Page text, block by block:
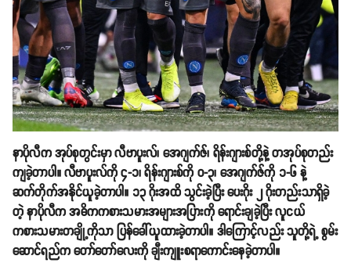
နာပိုလီက အုပ်စုတွင်းမှာ လီဗာပူးလ်၊ အေဂျက်ဇ်၊ ရိန်းဂျားစ်တို့နဲ့ တအုပ်စုတည်း
ကျခဲ့တာပါ။ လီဗာပူးလ်ကို ၄-၁၊ ရိန်းဂျားစ်ကို ၀-၃၊ အေဂျက်ဇ်ကို ၁-၆ နဲ့
ဆက်တိုက်အနိုင်ယူခဲ့တာပါ။ ၁၃ ဂိုးအထိ သွင်းခဲ့ပြီး ပေးဂိုး ၂ ဂိုးတည်းသာရှိခဲ့
တဲ့ နာပိုလီက အဓိကကစားသမားအများအပြားကို ရောင်းချခဲ့ပြီး လူငယ်
ကစားသမားတချို့ကိုသာ ပြန်ခေါ်ယူထားခဲ့တာပါ။ ဒါကြောင့်လည်း သူတို့ရဲ့ စွမ်း
ဆောင်ရည်က တော်တော်လေးကို ချီးကျူးစရာကောင်းနေခဲ့တာပါ။